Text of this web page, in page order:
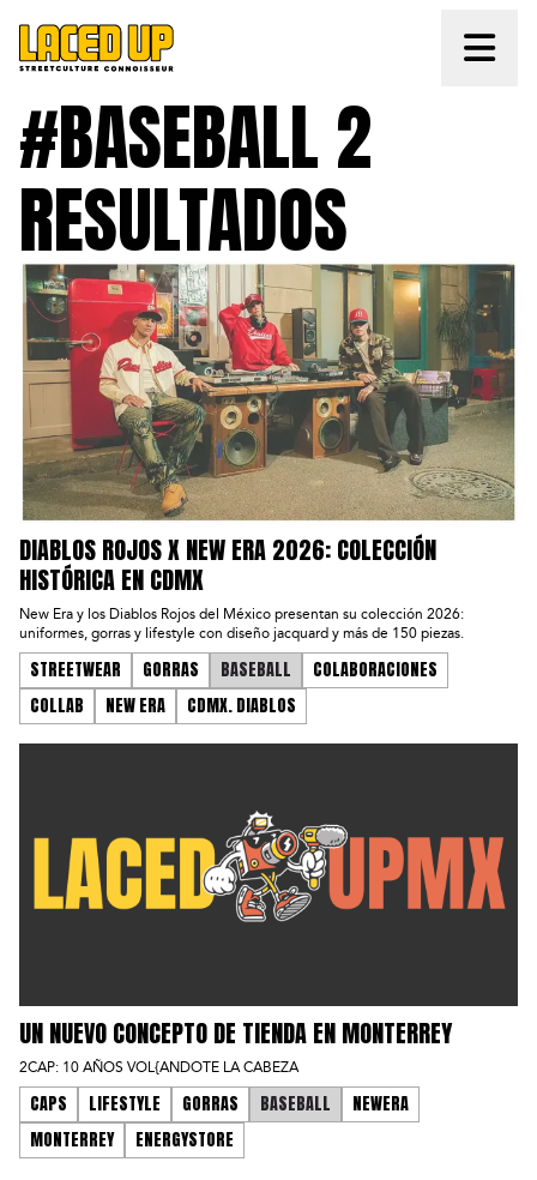
#BASEBALL 2
RESULTADOS
DIABLOS ROJOS X NEW ERA 2026: COLECCIÓN
HISTÓRICA EN CDMX
New Era y los Diablos Rojos del México presentan su colección 2026:
uniformes, gorras y lifestyle con diseño jacquard y más de 150 piezas.
STREETWEAR GORRAS BASEBALL
COLABORACIONES
COLLAB
NEW ERA CDMX. DIABLOS
UN NUEVO CONCEPTO DE TIENDA EN MONTERREY
2CAP: 10 AÑOS VOL{ANDOTE LA CABEZA
CAPS LIFESTYLE GORRAS BASEBALL
NEWERA
MONTERREY
ENERGYSTORE